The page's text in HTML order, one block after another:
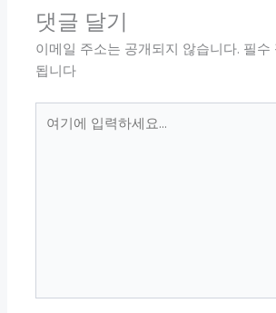
댓글 달기
이메일 주소는 공개되지 않습니다. 필수
됩니다